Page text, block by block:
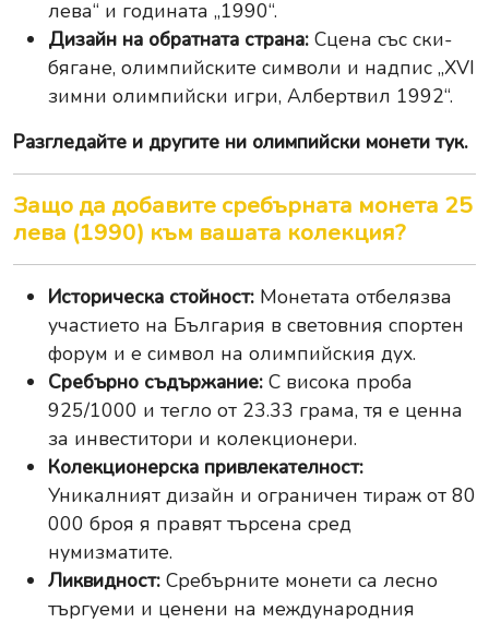
лева“ и годината „1990“.
Дизайн на обратната страна: Сцена със ски-
бягане, олимпийските символи и надпис „XVI
зимни олимпийски игри, Албертвил 1992“.
Разгледайте и другите ни олимпийски монети тук.
Защо да добавите сребърната монета 25
лева (1990) към вашата колекция?
Историческа стойност: Монетата отбелязва
участието на България в световния спортен
форум и е символ на олимпийския дух.
Сребърно съдържание: С висока проба
925/1000 и тегло от 23.33 грама, тя е ценна
за инвеститори и колекционери.
Колекционерска привлекателност:
Уникалният дизайн и ограничен тираж от 80
000 броя я правят търсена сред
нумизматите.
Ликвидност: Сребърните монети са лесно
търгуеми и ценени на международния